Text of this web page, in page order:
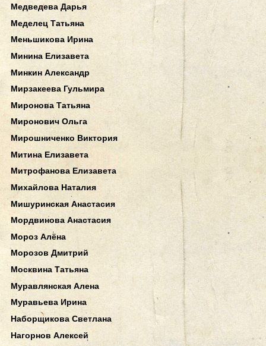
Медведева Дарья
Меделец Татьяна
Меньшикова Ирина
Минина Елизавета
Минкин Александр
Мирзакеева Гульмира
Миронова Татьяна
Миронович Ольга
Мирошниченко Виктория
Митина Елизавета
Митрофанова Елизавета
Михайлова Наталия
Мишуринская Анастасия
Мордвинова Анастасия
Мороз Алёна
Морозов Дмитрий
Москвина Татьяна
Муравлянская Алена
Муравьева Ирина
Наборщикова Светлана
Нагорнов Алексей